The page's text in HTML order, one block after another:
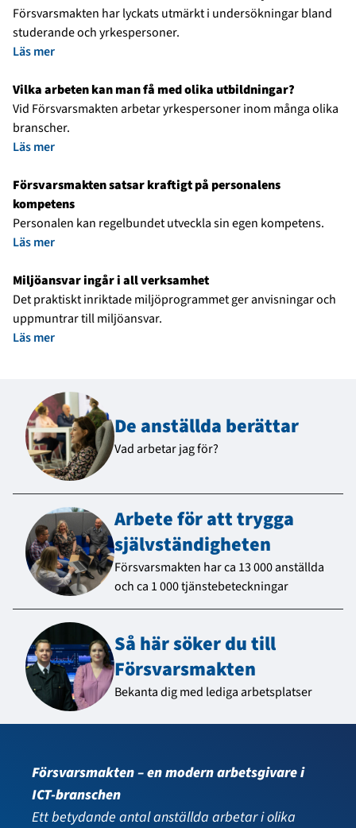
Försvarsmakten har lyckats utmärkt i undersökningar bland
studerande och yrkespersoner.
Läs mer
Vilka arbeten kan man få med olika utbildningar?
Vid Försvarsmakten arbetar yrkespersoner inom många olika
branscher.
Läs mer
Försvarsmakten satsar kraftigt på personalens
kompetens
Personalen kan regelbundet utveckla sin egen kompetens.
Läs mer
Miljöansvar ingår i all verksamhet
Det praktiskt inriktade miljöprogrammet ger anvisningar och
uppmuntrar till miljöansvar.
Läs mer
De anställda berättar
Vad arbetar jag för?
Arbete för att trygga
självständigheten
Försvarsmakten har ca 13 000 anställda
och ca 1 000 tjänstebeteckningar
Så här söker du till
Försvarsmakten
Bekanta dig med lediga arbetsplatser
Försvarsmakten – en modern arbetsgivare i
ICT-branschen
Ett betydande antal anställda arbetar i olika